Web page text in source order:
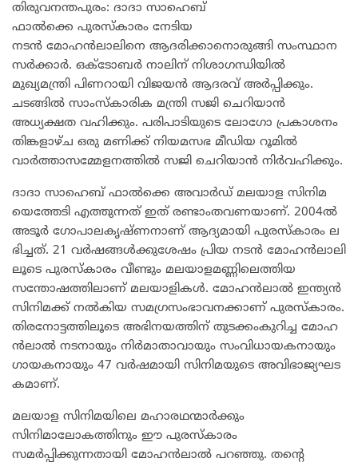
തിരുവനന്തപുരം: ദാദാ സാഹെബ്
ഫാൽക്കെ പുരസ്കാരം നേടിയ
നടൻ മോഹൻലാലിനെ ആദരിക്കാനൊരുങ്ങി സംസ്ഥാന
സർക്കാർ. ഒക്ടോബർ നാലിന് നിശാഗന്ധിയിൽ
മുഖ്യമന്ത്രി പിണറായി വിജയൻ ആദരവ് അർപ്പിക്കും.
ചടങ്ങിൽ സാംസ്കാരിക മന്ത്രി സജി ചെറിയാൻ
അധ്യക്ഷത വഹിക്കും. പരിപാടിയുടെ ലോഗോ പ്രകാശനം
തിങ്കളാഴ്ച ഒരു മണിക്ക് നിയമസഭ മീഡിയ റൂമിൽ
വാർത്താസമ്മേളനത്തിൽ സജി ചെറിയാൻ നിർവഹിക്കും.
ദാ​ദാ സാ​ഹെ​ബ്‌ ഫാ​ൽ​ക്കെ അ​വാ​ർ​ഡ്‌ മ​ല​യാ​ള സി​നി​മ​
യെ​ത്തേ​ടി എ​ത്തു​ന്ന​ത്‌ ഇ​ത്‌ ര​ണ്ടാം​ത​വ​ണയാണ്. 2004ൽ ​
അ​ടൂ​ർ ഗോ​പാ​ല​കൃ​ഷ്‌​ണ​നാ​ണ്‌ ആ​ദ്യ​മാ​യി പു​ര​സ്‌​കാ​രം ല​
ഭി​ച്ച​ത്‌. 21 വ​ർ​ഷ​ങ്ങ​ൾ​ക്കു​ശേ​ഷം പ്രി​യ ന​ട​ൻ മോ​ഹ​ൻ​ലാ​ലി​
ലൂ​ടെ പു​ര​സ്കാ​രം വീ​ണ്ടും മ​ല​യാ​ള​മ​ണ്ണി​ലെ​ത്തിയ
സന്തോഷത്തിലാണ് മലയാളികൾ. മോ​ഹ​ൻ​ലാ​ൽ ഇ​ന്ത്യ​ൻ
സി​നി​മ​ക്ക് ന​ൽ​കി​യ സ​മ​ഗ്ര​സം​ഭാ​വ​ന​ക്കാ​ണ്‌ പു​ര​സ്‌​കാ​രം.
തി​ര​നോ​ട്ട​ത്തി​ലൂ​ടെ അ​ഭി​ന​യ​ത്തി​ന് തു​ട​ക്കം​കു​റി​ച്ച മോ​ഹ​
ൻ​ലാ​ൽ ന​ട​നാ​യും നി​ർ​മാ​താ​വാ​യും സം​വി​ധാ​യ​ക​നാ​യും
ഗാ​യ​ക​നാ​യും 47 വ​ർ​ഷ​മാ​യി സി​നി​മ​യു​ടെ അ​വി​ഭാ​ജ്യ​ഘ​ട​
ക​മാ​ണ്‌.
മലയാള സിനിമയിലെ മഹാരഥന്മാർക്കും
സിനിമാലോകത്തിനും ഈ പുരസ്കാരം
സമർപ്പിക്കുന്നതായി മോഹൻലാൽ പറഞ്ഞു. തന്‍റെ